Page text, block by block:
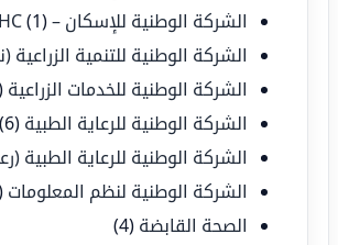
الشركة الوطنية للإسكان – NHC(1)
الشركة الوطنية للتنمية الزراعية
الشركة الوطنية للخدمات الزراعية
الشركة الوطنية للرعاية الطبية (6)
الشركة الوطنية للرعاية الطبية
الشركة الوطنية لنظم المعلومات
الصحة القابضة (4)